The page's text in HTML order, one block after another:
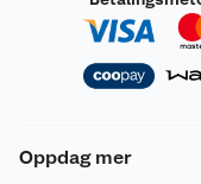
Oppdag mer